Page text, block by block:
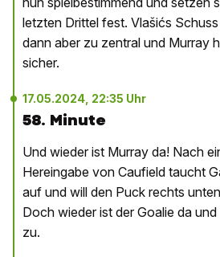
letzten Drittel fest. Vlašićs
dann aber zu zentral und Murray
sicher.
17.05.2024, 22:35 Uhr
58. Minute
Und wieder ist Murray da! Nach
Hereingabe von Caufield taucht
auf und will den Puck rechts
Doch wieder ist der Goalie da
zu.